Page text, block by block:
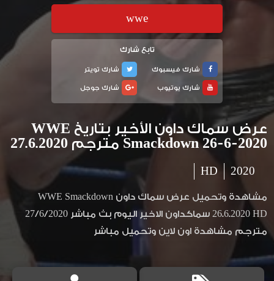
wwe
تابع شارك
شارك فيسبوك
شارك تويتر
شارك يوتيوب
شارك جوجل
عرض سماك داون الأخير بتاريخ WWE
Smackdown 26-6-2020 مترجم 27.6.2020
2020
HD
مشاهدة وتحميل عرض سماك داون WWE Smackdown
26.6.2020 HD سماكداون الاخير اليوم بث مباشر 27/6/2020
مترجم مشاهدة اون لاين وتحميل مباشر